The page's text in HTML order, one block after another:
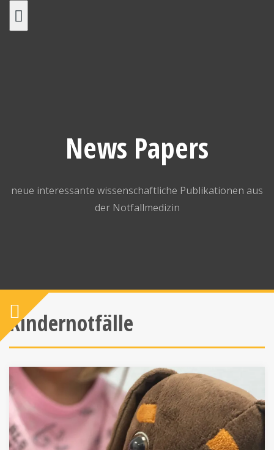
News Papers
neue interessante wissenschaftliche Publikationen aus
der Notfallmedizin
Kindernotfälle